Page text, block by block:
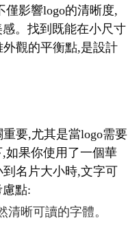
僅影響logo的清晰度,
。找到既能在小尺寸
觀的平衡點,是設計
要,尤其是當logo需要
如果你使用了一個華
名片大小時,文字可
點:
晰可讀的字體。